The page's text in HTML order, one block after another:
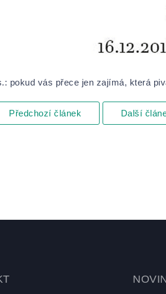
pokud vás přece jen zajímá, která
Předchozí článek Další